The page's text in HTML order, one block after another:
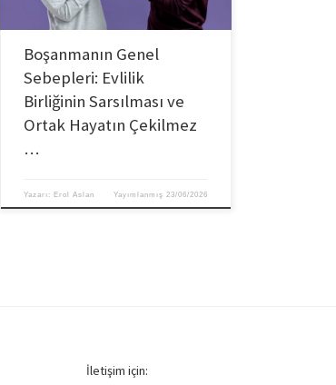
Boşanmanın Genel
Sebepleri: Evlilik
Birliğinin Sarsılması ve
Ortak Hayatın Çekilmez
…
Yazarı: Erol Aslan Yayımlanmış 23/06/2026
İletişim için: